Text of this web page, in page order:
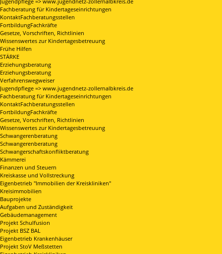
Fachberatung für Kindertageseinrichtungen
KontaktFachberatungsstellen
FortbildungFachkräfte
Gesetze, Vorschriften, Richtlinien
Wissenswertes zur Kindertagesbetreuung
Frühe Hilfen
STÄRKE
Erziehungsberatung
Erziehungsberatung
Verfahrenswegweiser
Jugendpflege => www.jugendnetz-zollernalbkreis.de
Fachberatung für Kindertageseinrichtungen
KontaktFachberatungsstellen
FortbildungFachkräfte
Gesetze, Vorschriften, Richtlinien
Wissenswertes zur Kindertagesbetreuung
Schwangerenberatung
Schwangerenberatung
Schwangerschaftskonfliktberatung
Kämmerei
Finanzen und Steuern
Kreiskasse und Vollstreckung
Eigenbetrieb "Immobilien der Kreiskliniken"
Kreisimmobilien
Bauprojekte
Aufgaben und Zuständigkeit
Gebäudemanagement
Projekt Schulfusion
Projekt BSZ BAL
Eigenbetrieb Krankenhäuser
Projekt StoV Meßstetten